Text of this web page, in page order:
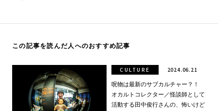
この記事を読んだ人へのおすすめ記事
呪物は最新のサブカルチャー？！
オカルトコレクター／怪談師として
活動する田中俊行さんの、怖いけど
CULTURE 2024.06.21